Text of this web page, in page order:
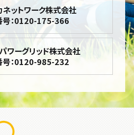
ットワーク株式会社
号：0120-175-366
ワーグリッド株式会社
号：0120-985-232